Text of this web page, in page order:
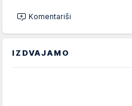
Komentariši
IZDVAJAMO